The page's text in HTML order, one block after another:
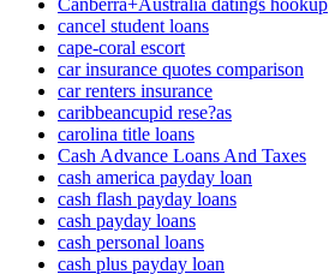
cancel student loans
cape-coral escort
car insurance quotes comparison
car renters insurance
caribbeancupid rese?as
carolina title loans
Cash Advance Loans And Taxes
cash america payday loan
cash flash payday loans
cash payday loans
cash personal loans
cash plus payday loan